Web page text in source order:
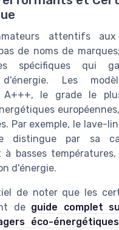
attentifs
de noms de
spécifiques qui
d'énergie. Les
A+++, le grade le
Par exemple, le lave-
distingue par sa
à basses
d'énergie.
de noter que les
de guide complet
éco-énergétiques